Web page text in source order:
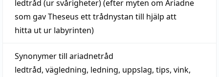
ledtråd (ur svårigheter) (efter myten om Ariadne
som gav Theseus ett trådnystan till hjälp att
hitta ut ur labyrinten)
Synonymer till ariadnetråd
ledtråd, vägledning, ledning, uppslag, tips, vink,